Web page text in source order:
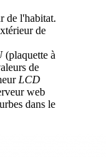
de l'habitat.
de
(plaquette à
de
LCD
web
dans le